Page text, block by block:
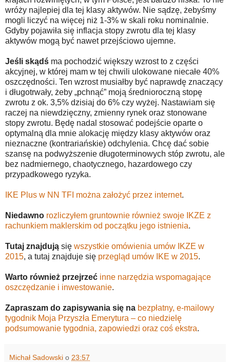
wróży najlepiej dla tej klasy aktywów. Nie sądzę, żebyśmy
mogli liczyć na więcej niż 1-3% w skali roku nominalnie.
Gdyby pojawiła się inflacja stopy zwrotu dla tej klasy
aktywów mogą być nawet przejściowo ujemne.
Jeśli skądś ma pochodzić większy wzrost to z części
akcyjnej, w której mam w tej chwili ulokowane niecałe 40%
oszczędności. Ten wzrost musiałby być naprawdę znaczący
i długotrwały, żeby „pchnąć” moją średnioroczną stopę
zwrotu z ok. 3,5% dzisiaj do 6% czy wyżej. Nastawiam się
raczej na niewdzięczny, zmienny rynek oraz stonowane
stopy zwrotu. Będę nadal stosować podejście oparte o
optymalną dla mnie alokację między klasy aktywów oraz
nieznaczne (kontrariańskie) odchylenia. Chcę dać sobie
szansę na podwyższenie długoterminowych stóp zwrotu, ale
bez nadmiernego, chaotycznego, hazardowego czy
przypadkowego ryzyka.
IKE Plus w NN TFI można założyć przez internet.
Niedawno rozliczyłem gruntownie również swoje IKZE z
rachunkiem maklerskim od początku jego istnienia.
Tutaj znajdują się wszystkie omówienia umów IKZE w
2015, a tutaj znajduje się przegląd umów IKE w 2015.
Warto również przejrzeć inne narzędzia wspomagające
oszczędzanie i inwestowanie.
Zapraszam do zapisywania się na bezpłatny, e-mailowy
tygodnik Moja Przyszła Emerytura – co niedzielę
podsumowanie tygodnia, zapowiedzi oraz coś ekstra.
Michał Sadowski o 23:57